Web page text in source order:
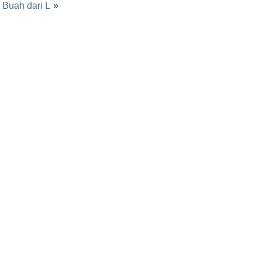
Buah dari L »